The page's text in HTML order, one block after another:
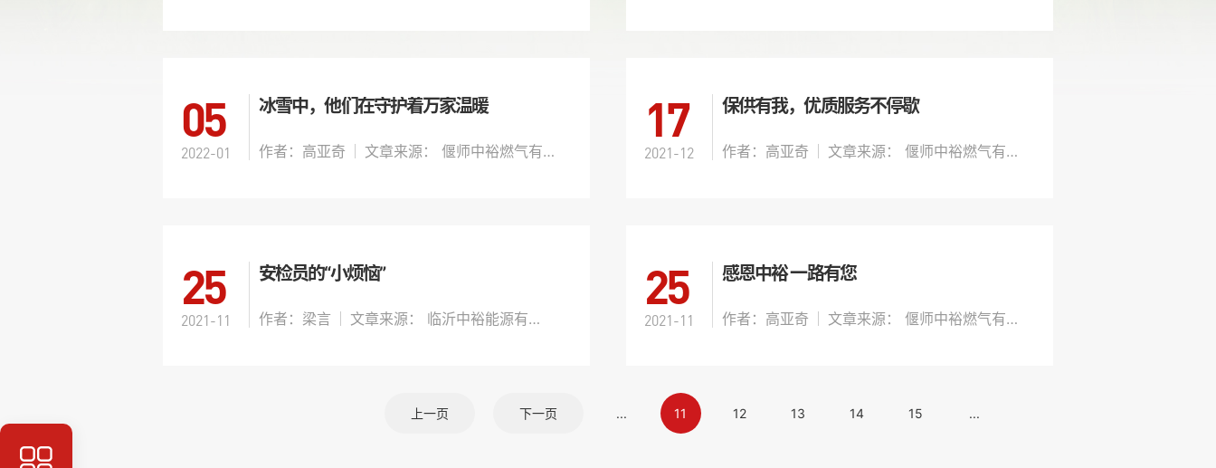
05
2022-01
冰雪中，他们在守护着万家温暖
作者：高亚奇 文章来源： 偃师中裕燃气有限公司
17
2021-12
保供有我，优质服务不停歇
作者：高亚奇 文章来源： 偃师中裕燃气有限公司
25
2021-11
安检员的“小烦恼”
作者：梁言 文章来源： 临沂中裕能源有限公司
25
2021-11
感恩中裕 一路有您
作者：高亚奇 文章来源： 偃师中裕燃气有限公司
上一页 ... 11 12 13 14 15 ...
下一页